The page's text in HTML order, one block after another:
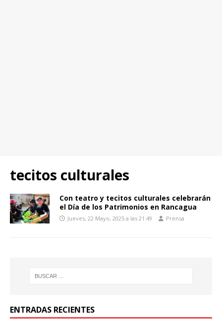
tecitos culturales
Con teatro y tecitos culturales celebrarán
el Día de los Patrimonios en Rancagua
Jueves, 22 Mayo, 2025 a las 21:49 Prensa
ENTRADAS RECIENTES